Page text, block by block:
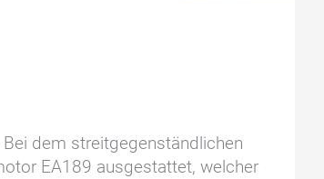
dem streitgegenständlichen
EA189 ausgestattet, welcher